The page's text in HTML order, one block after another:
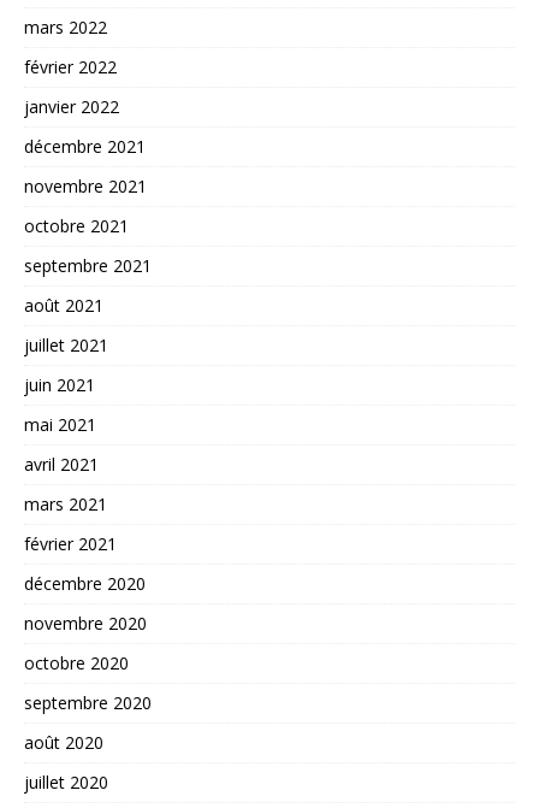
mars 2022
février 2022
janvier 2022
décembre 2021
novembre 2021
octobre 2021
septembre 2021
août 2021
juillet 2021
juin 2021
mai 2021
avril 2021
mars 2021
février 2021
décembre 2020
novembre 2020
octobre 2020
septembre 2020
août 2020
juillet 2020